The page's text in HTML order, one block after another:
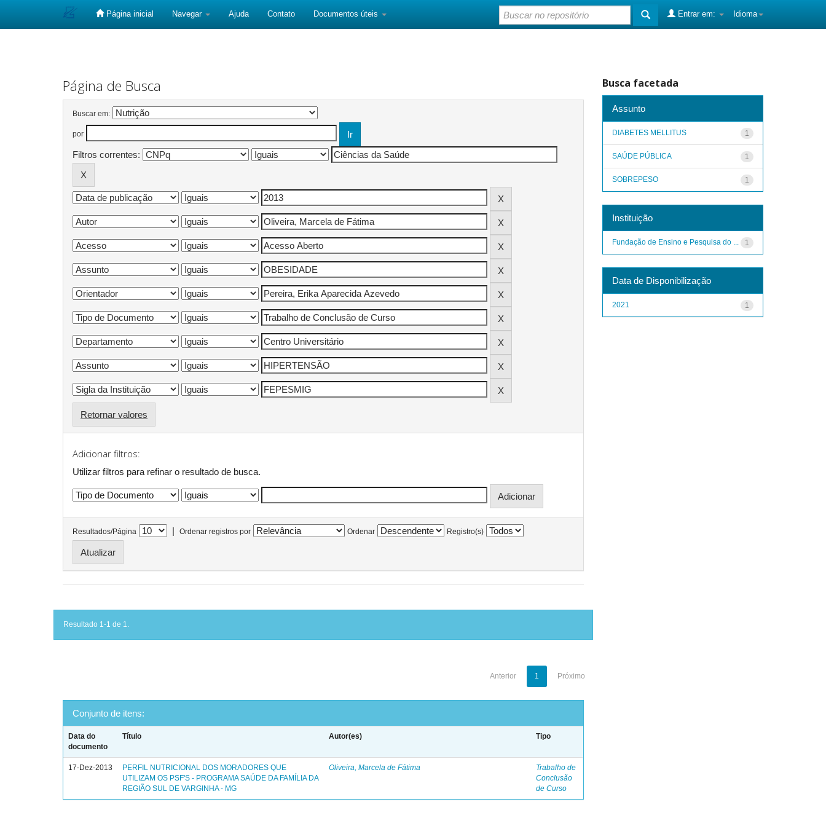
Página inicial Navegar Ajuda Contato Documentos úteis Idioma
Entrar em:
Página de Busca
Buscar em:
por
Filtros correntes:
Retornar valores
Adicionar filtros:
Utilizar filtros para refinar o resultado de busca.
Resultados/Página | Ordenar registros por Ordenar Registro(s)
Resultado 1-1 de 1.
Anterior 1 Próximo
Conjunto de itens:
Data do
documento
Título Autor(es) Tipo
17-Dez-2013
PERFIL NUTRICIONAL DOS MORADORES QUE
UTILIZAM OS PSF'S - PROGRAMA SAÚDE DA FAMÍLIA DA
REGIÃO SUL DE VARGINHA - MG
Oliveira, Marcela de Fátima
Trabalho de
Conclusão
de Curso
Busca facetada
Assunto
1
DIABETES MELLITUS
1
SAÚDE PÚBLICA
1
SOBREPESO
Instituição
1
Fundação de Ensino e Pesquisa do ...
Data de Disponibilização
1
2021